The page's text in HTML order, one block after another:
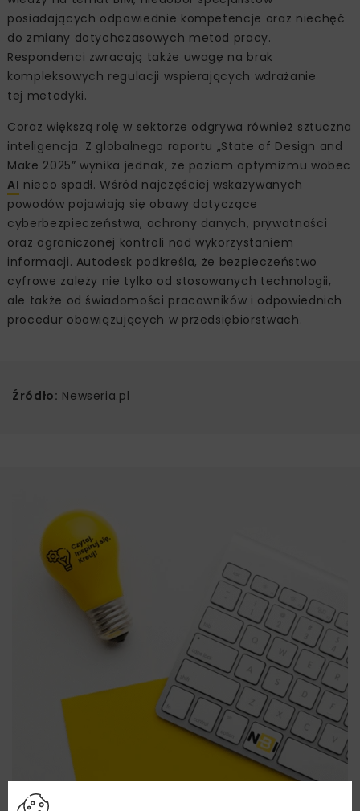
posiadających odpowiednie kompetencje oraz niechęć
do zmiany dotychczasowych metod pracy.
Respondenci zwracają także uwagę na brak
kompleksowych regulacji wspierających wdrażanie
tej metodyki.
Coraz większą rolę w sektorze odgrywa również sztuczna
inteligencja. Z globalnego raportu „State of Design and
Make 2025” wynika jednak, że poziom optymizmu wobec
AI nieco spadł. Wśród najczęściej wskazywanych
powodów pojawiają się obawy dotyczące
cyberbezpieczeństwa, ochrony danych, prywatności
oraz ograniczonej kontroli nad wykorzystaniem
informacji. Autodesk podkreśla, że bezpieczeństwo
cyfrowe zależy nie tylko od stosowanych technologii,
ale także od świadomości pracowników i odpowiednich
procedur obowiązujących w przedsiębiorstwach.
Źródło: Newseria.pl